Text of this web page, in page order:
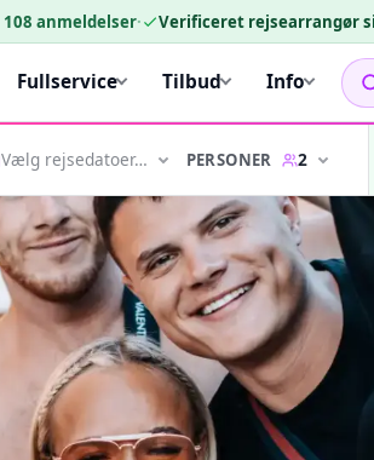
108 anmeldelser· Verificeret rejsearrangør
Fullservice Tilbud Info
Vælg rejsedatoer… PERSONER 2